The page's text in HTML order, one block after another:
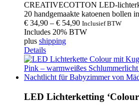
CREATIVECOTTON LED-
20 handgemaakte katoenen bollen
€ 34,90 – € 54,90 Inclusief BTW
Includes 20% BTW
plus shipping
Details
LED Lichterketting